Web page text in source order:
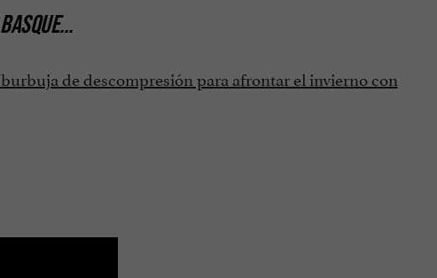
...
de descompresión para afrontar el invierno con